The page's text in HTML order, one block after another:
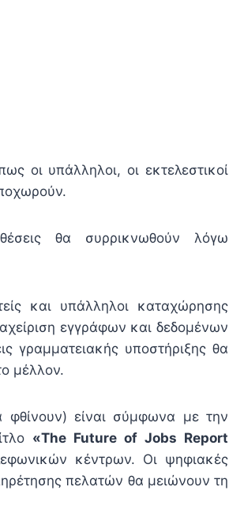
οι υπάλληλοι, οι εκτελεστικοί
θέσεις θα συρρικνωθούν λόγω
και υπάλληλοι καταχώρησης
εγγράφων και δεδομένων
γραμματειακής υποστήριξης θα
μέλλον.
φθίνουν) είναι σύμφωνα με την
«The Future of Jobs Report
κέντρων. Οι ψηφιακές
πελατών θα μειώνουν τη